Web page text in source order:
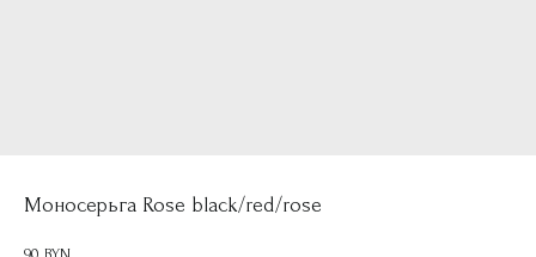
Моносерьга Rose black/red/rose